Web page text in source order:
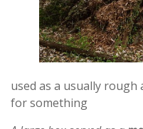
used as a usually
for something